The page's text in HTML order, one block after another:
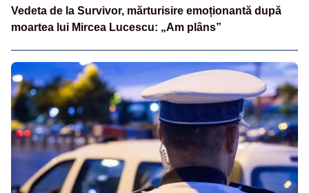
Vedeta de la Survivor, mărturisire emoționantă după
moartea lui Mircea Lucescu: „Am plâns”